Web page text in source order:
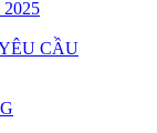
CẦU